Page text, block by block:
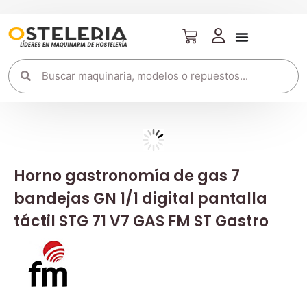
Horno gastronomía de gas 7
bandejas GN 1/1 digital pantalla
táctil STG 71 V7 GAS FM ST Gastro